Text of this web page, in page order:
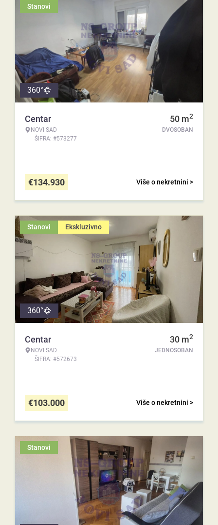
Stanovi
360°
Centar
NOVI SAD
ŠIFRA: #573277
50 m2
DVOSOBAN
Više o nekretnini >
€134.930
Stanovi Ekskluzivno
360°
Centar
NOVI SAD
ŠIFRA: #572673
30 m2
JEDNOSOBAN
Više o nekretnini >
€103.000
Stanovi